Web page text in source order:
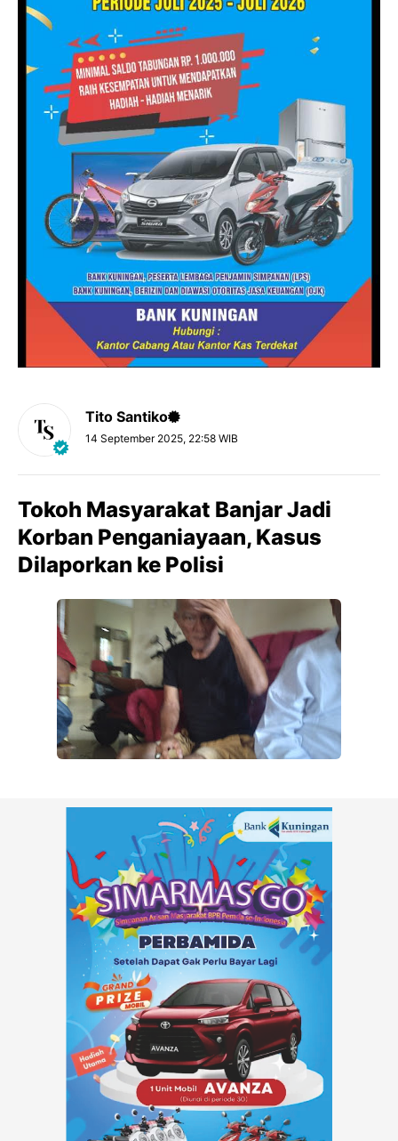
Tito Santiko
14 September 2025, 22:58 WIB
Tokoh Masyarakat Banjar Jadi
Korban Penganiayaan, Kasus
Dilaporkan ke Polisi